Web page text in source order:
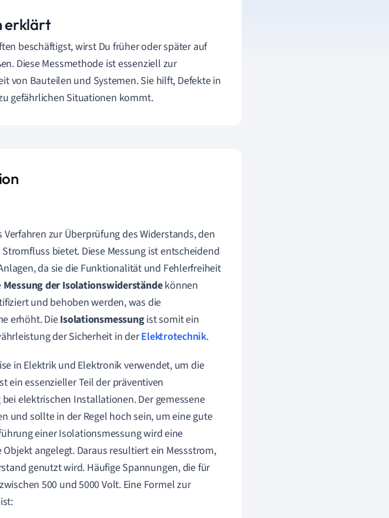
erklärt
beschäftigst, wirst Du früher oder später auf
Diese Messmethode ist essenziell zur
von Bauteilen und Systemen. Sie hilft, Defekte in
gefährlichen Situationen kommt.
Verfahren zur Überprüfung des Widerstands, den
bietet. Diese Messung ist entscheidend
da sie die Funktionalität und Fehlerfreiheit
Messung der Isolationswiderständekönnen
und behoben werden, was die
erhöht. DieIsolationsmessungist somit ein
der Sicherheit in derElektrotechnik.
in Elektrik und Elektronik verwendet, um die
ein essenzieller Teil der präventiven
elektrischen Installationen. Der gemessene
und sollte in der Regel hoch sein, um eine gute
einer Isolationsmessung wird eine
angelegt. Daraus resultiert ein Messstrom,
genutzt wird. Häufige Spannungen, die für
500 und 5000 Volt. Eine Formel zur